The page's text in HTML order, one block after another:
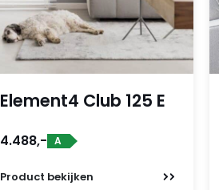
Element4 Club 125 E
4.488,- A
Product bekijken